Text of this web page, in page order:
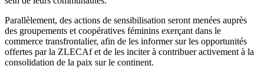
Parallèlement, des actions de sensibilisation seront menées auprès
des groupements et coopératives féminins exerçant dans le
commerce transfrontalier, afin de les informer sur les opportunités
offertes par la ZLECAf et de les inciter à contribuer activement à la
consolidation de la paix sur le continent.